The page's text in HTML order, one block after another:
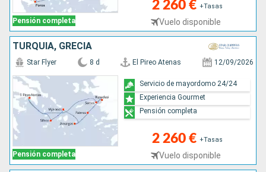
Pensión completa
2 260 € +Tasas
Vuelo disponible
TURQUÍA, GRECIA
Pensión completa
Star Flyer 8 d El Pireo Atenas 12/09/2026
2 260 € +Tasas
Vuelo disponible
Servicio de mayordomo 24/24
Experiencia Gourmet
Pensión completa